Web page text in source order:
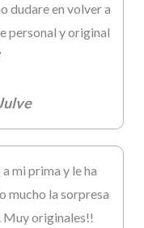
dudare en volver a
personal y original
mi prima y le ha
mucho la sorpresa
Muy originales!!